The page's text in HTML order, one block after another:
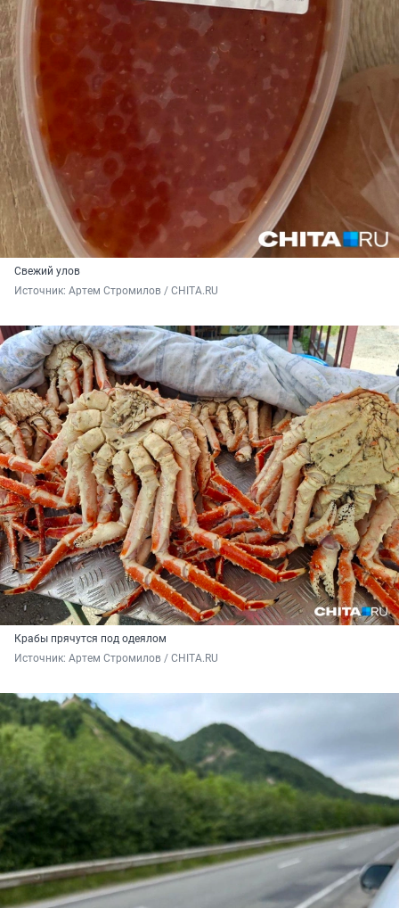
Свежий улов
Источник: Артем Стромилов / CHITA.RU
Крабы прячутся под одеялом
Источник: Артем Стромилов / CHITA.RU